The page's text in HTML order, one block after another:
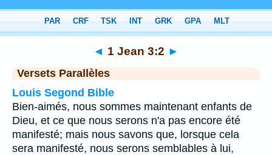
Chapitre 3> Verset 2
◄ 1 Jean 3:2 ►
Versets Parallèles
Louis Segond Bible
Bien-aimés, nous sommes maintenant enfants de
Dieu, et ce que nous serons n'a pas encore été
manifesté; mais nous savons que, lorsque cela
sera manifesté, nous serons semblables à lui,